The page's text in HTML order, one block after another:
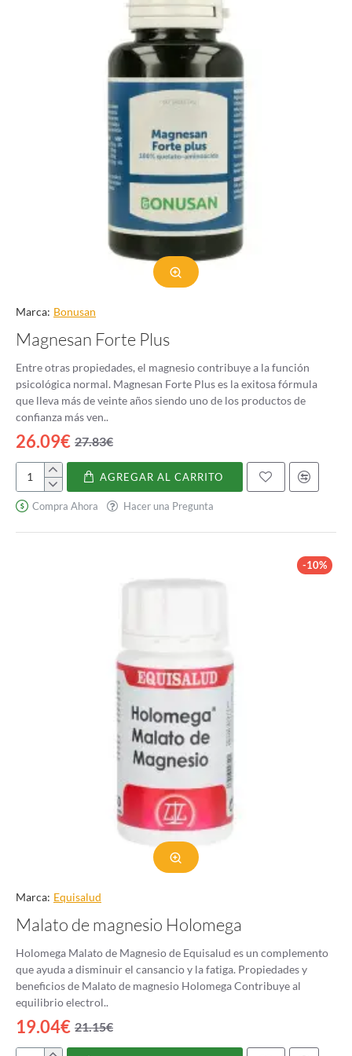
Marca: Bonusan
Magnesan Forte Plus
Entre otras propiedades, el magnesio contribuye a la función
psicológica normal. Magnesan Forte Plus es la exitosa fórmula
que lleva más de veinte años siendo uno de los productos de
confianza más ven..
26.09€ 27.83€
Magnesan
Forte
Plus
AGREGAR AL CARRITO
Compra Ahora Hacer una Pregunta
-10%
Marca: Equisalud
Malato de magnesio Holomega
Holomega Malato de Magnesio de Equisalud es un complemento
que ayuda a disminuir el cansancio y la fatiga. Propiedades y
beneficios de Malato de magnesio Holomega Contribuye al
equilibrio electrol..
19.04€ 21.15€